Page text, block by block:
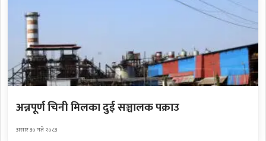
अन्नपूर्ण चिनी मिलका दुई सञ्चालक पक्राउ
असार ३० गते २०८३